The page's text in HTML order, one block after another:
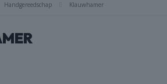
Handgereedschap Klauwhamer